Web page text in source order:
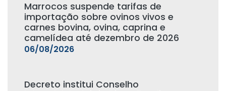
Marrocos suspende tarifas de
importação sobre ovinos vivos e
carnes bovina, ovina, caprina e
camelídea até dezembro de 2026
06/08/2026
Decreto institui Conselho